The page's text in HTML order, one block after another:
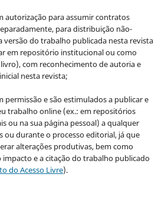
autorização para assumir contratos
para distribuição não-
versão do trabalho publicada nesta revista
em repositório institucional ou como
com reconhecimento de autoria e
nesta revista;
permissão e são estimulados a publicar e
trabalho online (ex.: em repositórios
ou na sua página pessoal) a qualquer
ou durante o processo editorial, já que
alterações produtivas, bem como
e a citação do trabalho publicado
do Acesso Livre).